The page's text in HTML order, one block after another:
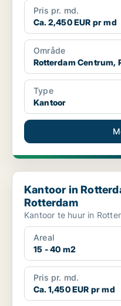
Pris pr. md.
Ca. 2,450 EUR pr md
Område
Rotterdam Centrum,
Type
Kantoor
Kantoor in Rotterdam
Kantoor in
Rotterdam
Kantoor te huur in
Areal
15 - 40 m2
Pris pr. md.
Ca. 1,450 EUR pr md